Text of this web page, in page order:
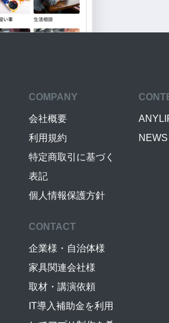
COMPANY
会社概要
利用規約
特定商取引に基づく
表記
個人情報保護方針
NEWS
CONTACT
企業様・自治体様
家具関連会社様
取材・講演依頼
IT導入補助金を利用